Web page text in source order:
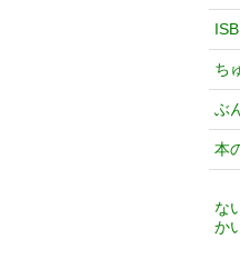
ち
ぶ
本
な
か